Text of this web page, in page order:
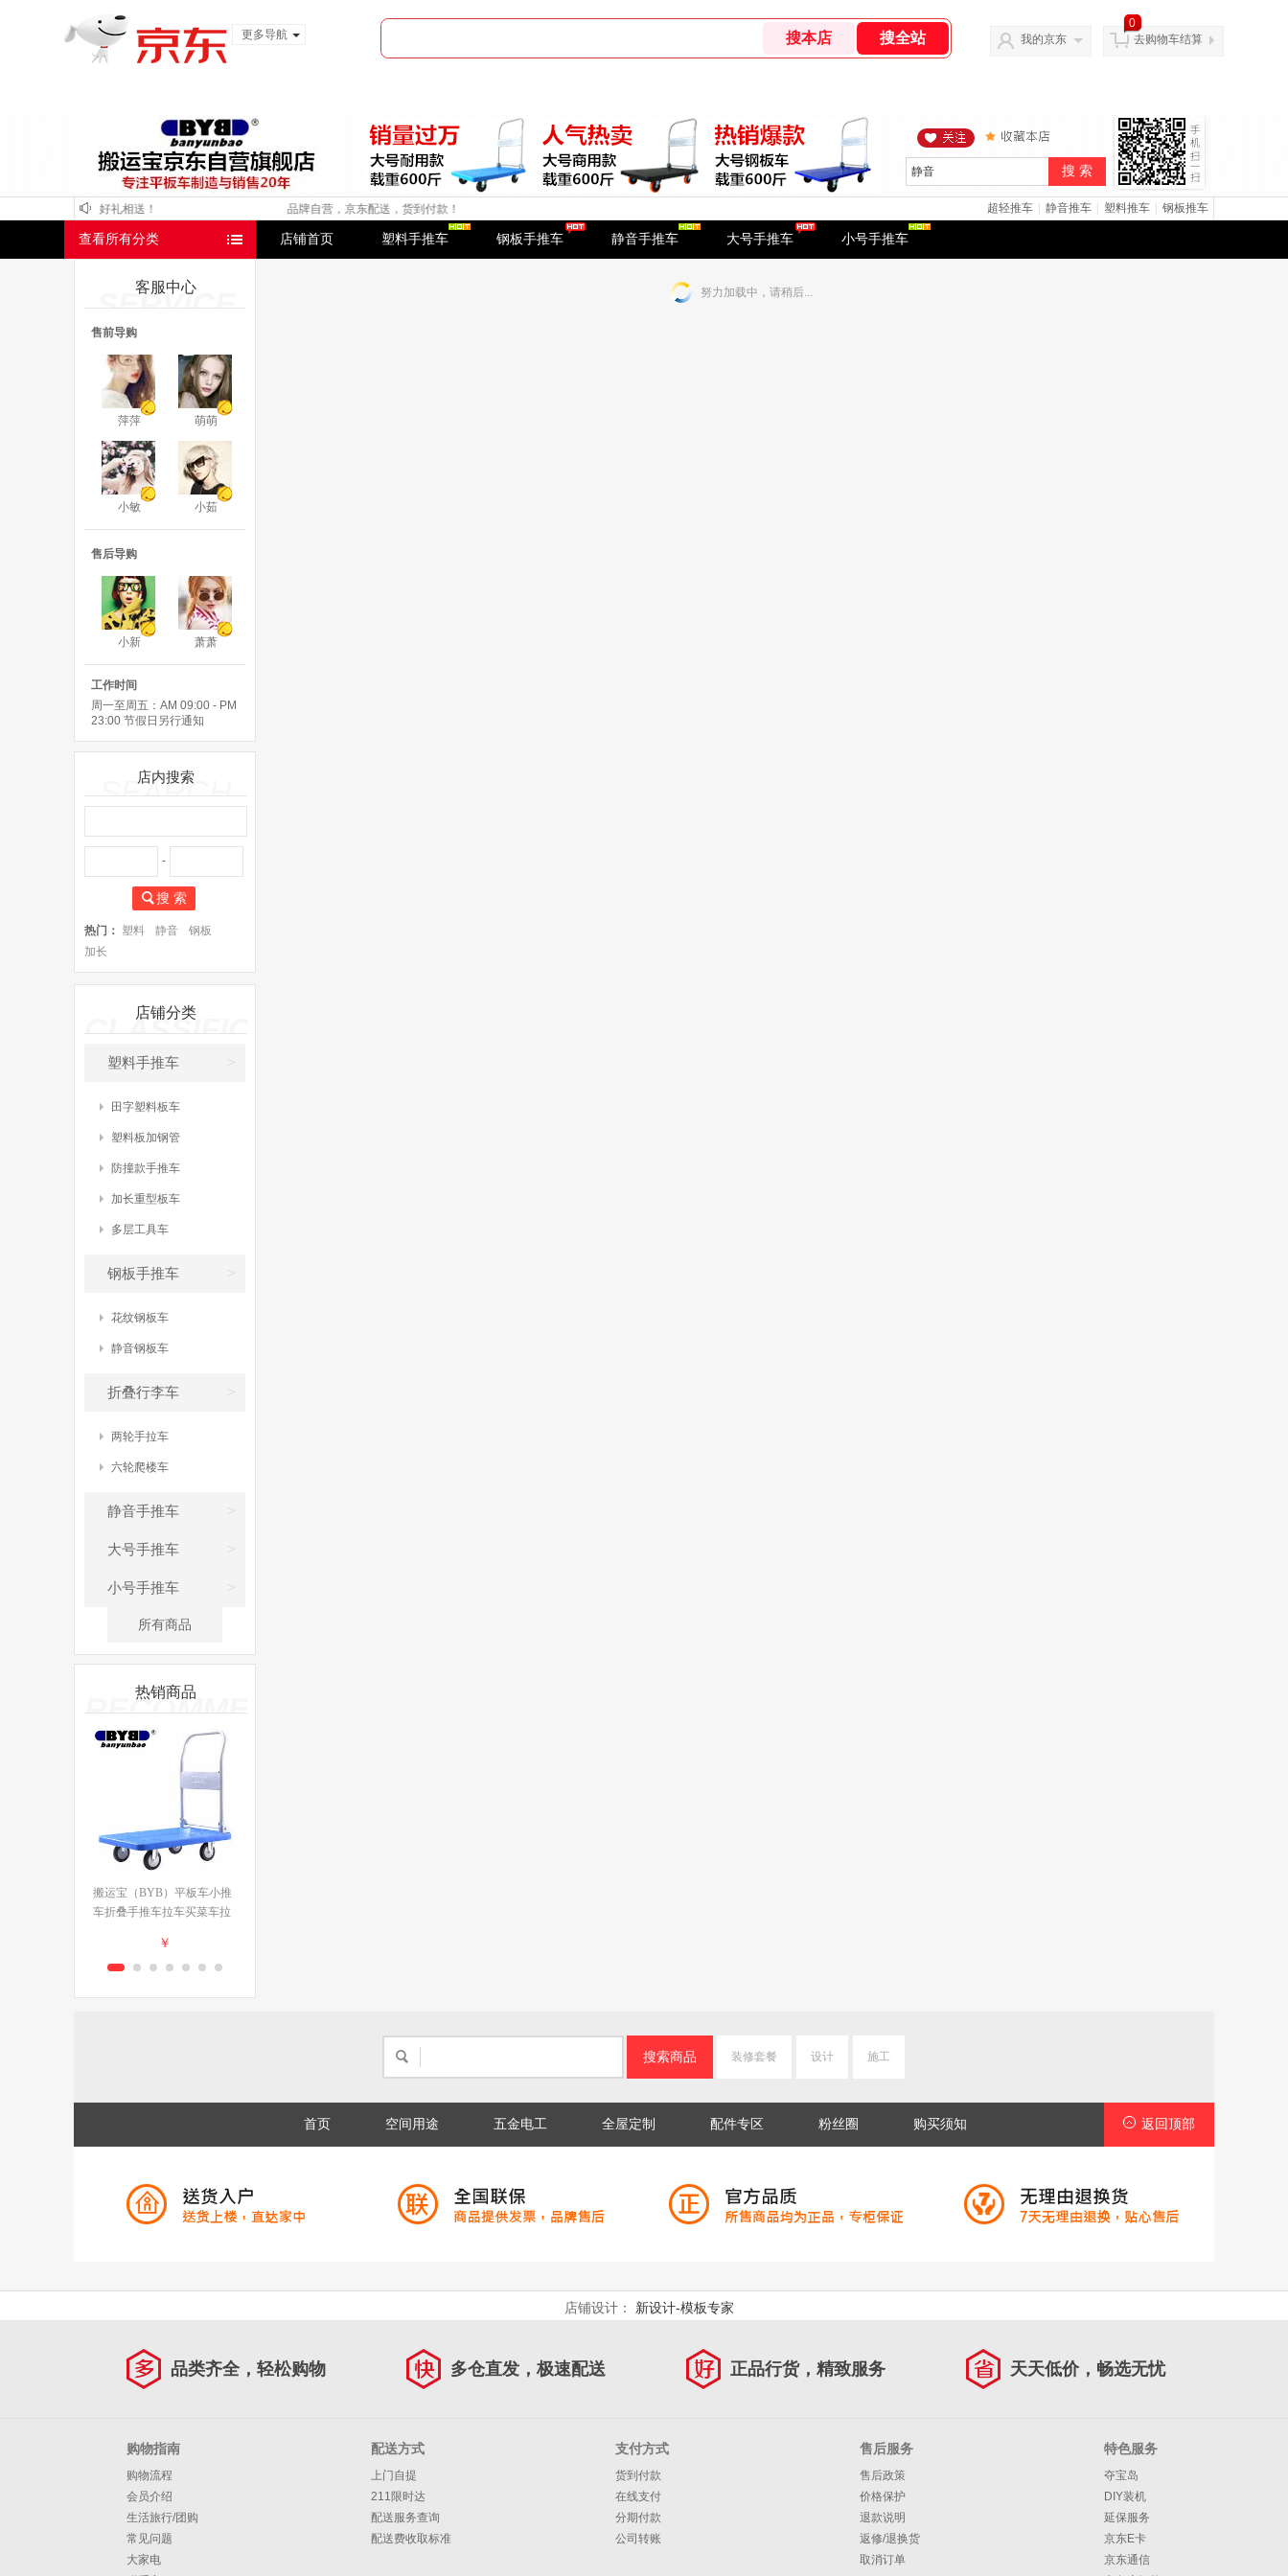
更多导航
我的京东
0
去购物车结算
搜 索
超轻推车 静音推车 塑料推车 钢板推车
关注店铺，好礼相送！ 品牌自营，京东配送，货到付款！
查看所有分类 店铺首页 塑料手推车 钢板手推车 静音手推车 大号手推车 小号手推车
SERVICE
客服中心
售前导购
萍萍 萌萌
小敏 小茹
售后导购
小新 萧萧
工作时间
周一至周五：AM 09:00 - PM
23:00 节假日另行通知
SEARCH
店内搜索
-
搜 索
热门： 塑料 静音
钢板
加长
CLASSIFICATE
店铺分类
塑料手推车 >
田字塑料板车
塑料板加钢管
防撞款手推车
加长重型板车
多层工具车
钢板手推车 >
花纹钢板车
静音钢板车
折叠行李车 >
两轮手拉车
六轮爬楼车
静音手推车 >
大号手推车 >
小号手推车 >
所有商品
RECOMMEND
热销商品
搬运宝（BYB）平板车小推
车折叠手推车拉车买菜车拉
￥
努力加载中，请稍后...
搜索商品 装修套餐 设计 施工
返回顶部
首页 空间用途 五金电工 全屋定制 配件专区 粉丝圈 购买须知
店铺设计： 新设计-模板专家
品类齐全，轻松购物 多仓直发，极速配送 正品行货，精致服务 天天低价，畅选无忧
购物指南
购物流程
会员介绍
生活旅行/团购
常见问题
大家电
配送方式
上门自提
211限时达
配送服务查询
配送费收取标准
支付方式
货到付款
在线支付
分期付款
公司转账
售后服务
售后政策
价格保护
退款说明
返修/退换货
取消订单
特色服务
夺宝岛
DIY装机
延保服务
京东E卡
京东通信